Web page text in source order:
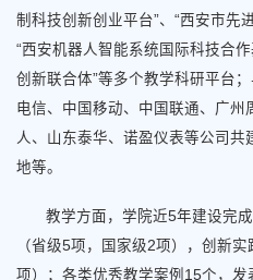
制科技创新创业平台”、“西安市先
“西安机器人智能系统国际科技合
创新联合体”等多个教学科研平台
电信、中国移动、中国联通、广州
人、山东泰华、诺盈仪表等公司
地等。
教学方面，学院近5年建设完
（省级5项，国家级2项），创新
项）；各类优秀教学案例15个，发